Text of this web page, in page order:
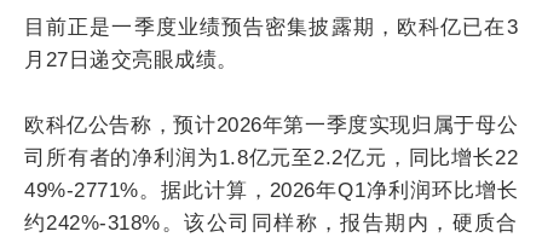
目前正是一季度业绩预告密集披露期，欧科亿已在3
月27日递交亮眼成绩。
欧科亿公告称，预计2026年第一季度实现归属于母公
司所有者的净利润为1.8亿元至2.2亿元，同比增长22
49%-2771%。据此计算，2026年Q1净利润环比增长
约242%-318%。该公司同样称，报告期内，硬质合